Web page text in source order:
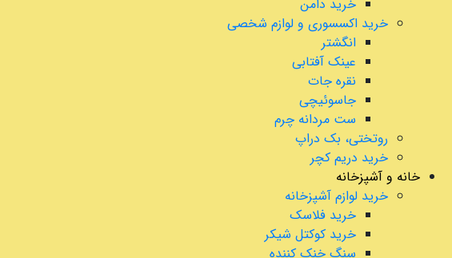
خرید دامن
خرید اکسسوری و لوازم شخصی
انگشتر
عینک آفتابی
نقره جات
جاسوئیچی
ست مردانه چرم
روتختی، بک دراپ
خرید دریم کچر
خانه و آشپزخانه
خرید لوازم آشپزخانه
خرید فلاسک
خرید کوکتل شیکر
سنگ خنک کننده